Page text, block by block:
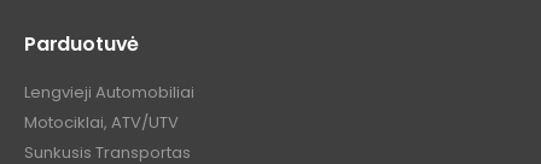
Parduotuvė
Lengvieji Automobiliai
Motociklai, ATV/UTV
Sunkusis Transportas